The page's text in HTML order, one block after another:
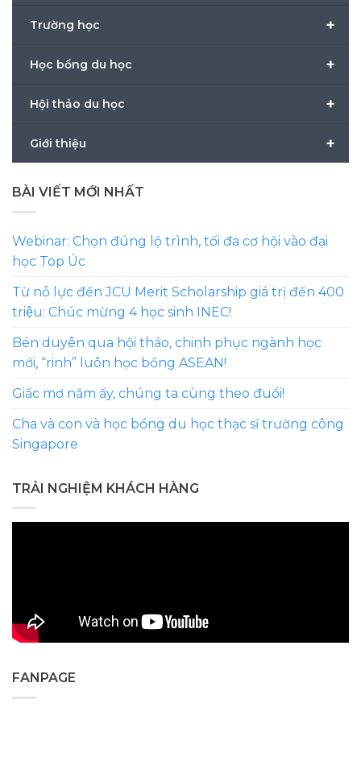
+
Trường học
+
Học bổng du học
+
Hội thảo du học
+
Giới thiệu
BÀI VIẾT MỚI NHẤT
Webinar: Chọn đúng lộ trình, tối đa cơ hội vào đại
học Top Úc
Từ nỗ lực đến JCU Merit Scholarship giá trị đến 400
triệu: Chúc mừng 4 học sinh INEC!
Bén duyên qua hội thảo, chinh phục ngành học
mới, “rinh” luôn học bổng ASEAN!
Giấc mơ năm ấy, chúng ta cùng theo đuổi!
Cha và con và học bổng du học thạc sĩ trường công
Singapore
TRẢI NGHIỆM KHÁCH HÀNG
FANPAGE